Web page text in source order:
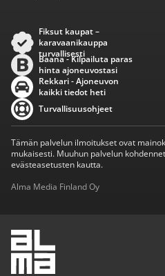
Fiksut kaupat –
karavaanikauppa
turvallisesti
Baana - Kilpailuta paras
hinta ajoneuvostasi
Rekkari - Ajoneuvon
kaikki tiedot heti
Turvallisuusohjeet
Tämän palvelun ilmoitukset ovat
mukaisesti. Muuhun palvelun
evästeasetusten kautta.
Alma Media Finland Oy